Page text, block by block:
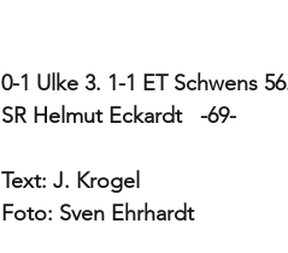
0-1 Ulke 3. 1-1 ET Schwens
SR Helmut Eckardt   -69-
Text: J. Krogel
Foto: Sven Ehrhardt